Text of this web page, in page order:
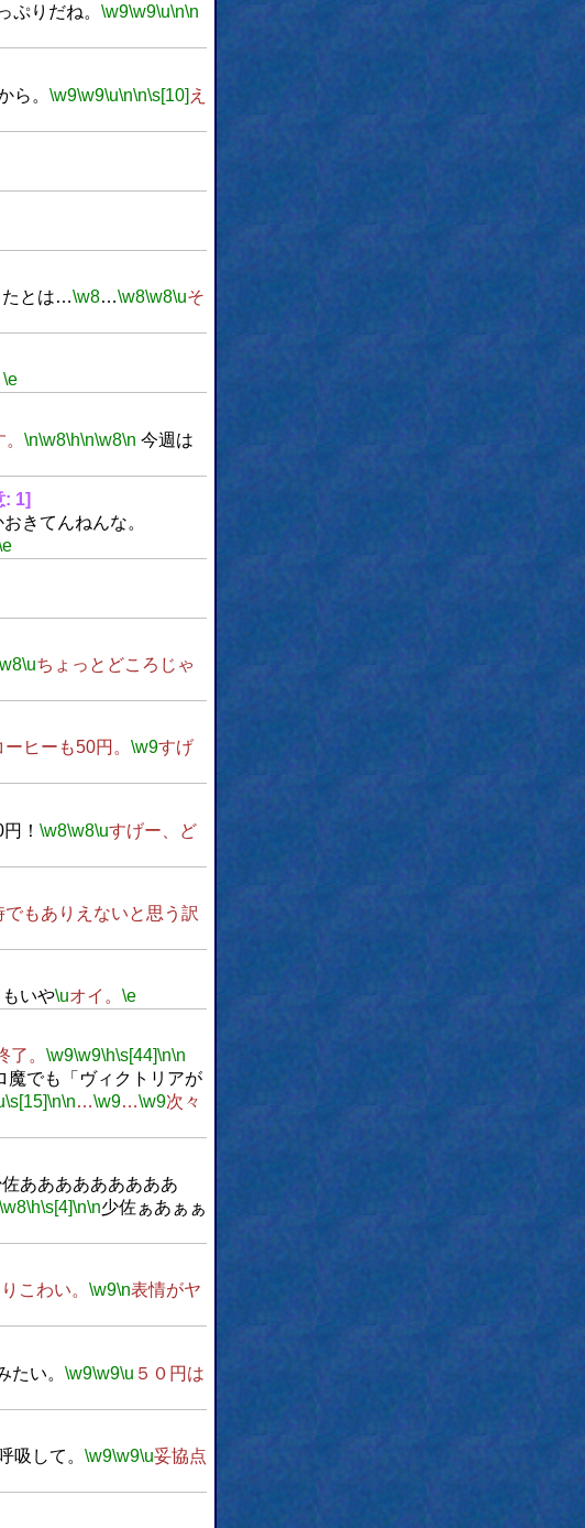
ぷりだね。 \w9\w9\u\n\n
ら。 \w9\w9\u\n\n\s[10] え
たとは…\w8…\w8\w8\uそ
\e
\n\w8\h\n\w8\n 今週は
: 1]
きてんねんな。
\uちょっとどころじゃ
ーヒーも50円。 \w9すげ
！ \w8\w8\uすげー、ど
もありえないと思う訳
いや\uオイ。 \e
了。 \w9\w9\h\s[44]\n\n
魔でも「ヴィクトリアが
\s[15]\n\n…\w9…\w9次々
佐あああああああああ
\h\s[4]\n\n少佐ぁあぁぁ
こわい。 \w9\n表情がヤ
い。 \w9\w9\u ５０円は
吸して。 \w9\w9\u妥協点